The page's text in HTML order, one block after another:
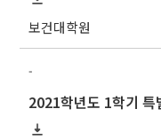
보건대학원
-
2021학년도 1학기 특